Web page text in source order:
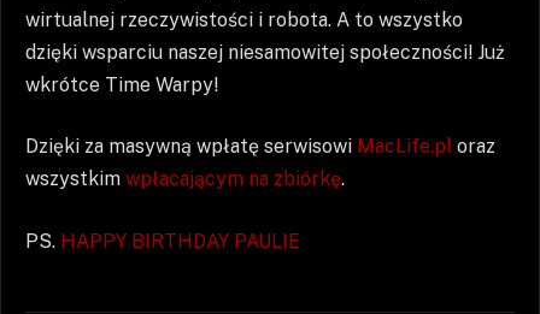
wirtualnej rzeczywistości i robota. A to wszystko
dzięki wsparciu naszej niesamowitej społeczności! Już
wkrótce Time Warpy!
Dzięki za masywną wpłatę serwisowi MacLife.pl oraz
wszystkim wpłacającym na zbiórkę.
PS. HAPPY BIRTHDAY PAULIE